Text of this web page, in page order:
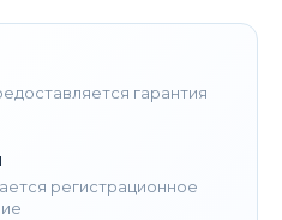
гарантия
регистрационное